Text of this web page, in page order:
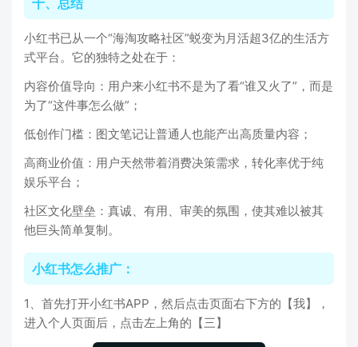
小红书已从一个“海淘攻略社区”蜕变为月活超3亿的生活方
式平台。它的独特之处在于：
内容价值导向：用户来小红书不是为了看“谁又火了”，而是
为了“这件事怎么做”；
低创作门槛：图文笔记让普通人也能产出高质量内容；
高商业价值：用户天然带着消费决策需求，转化率优于纯
娱乐平台；
社区文化壁垒：真诚、有用、审美的氛围，使其难以被其
他巨头简单复制。
小红书怎么推广：
1、首先打开小红书APP，然后点击页面右下方的【我】，
进入个人页面后，点击左上角的【三】